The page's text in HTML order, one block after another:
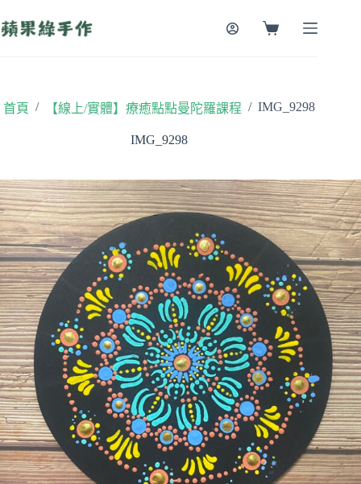
至
容
購
首頁 / 【線上/實體】療癒點點曼陀羅課程 / IMG_9298
IMG_9298